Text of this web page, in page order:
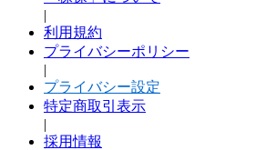
|
利用規約
プライバシーポリシー
|
プライバシー設定
特定商取引表示
|
採用情報